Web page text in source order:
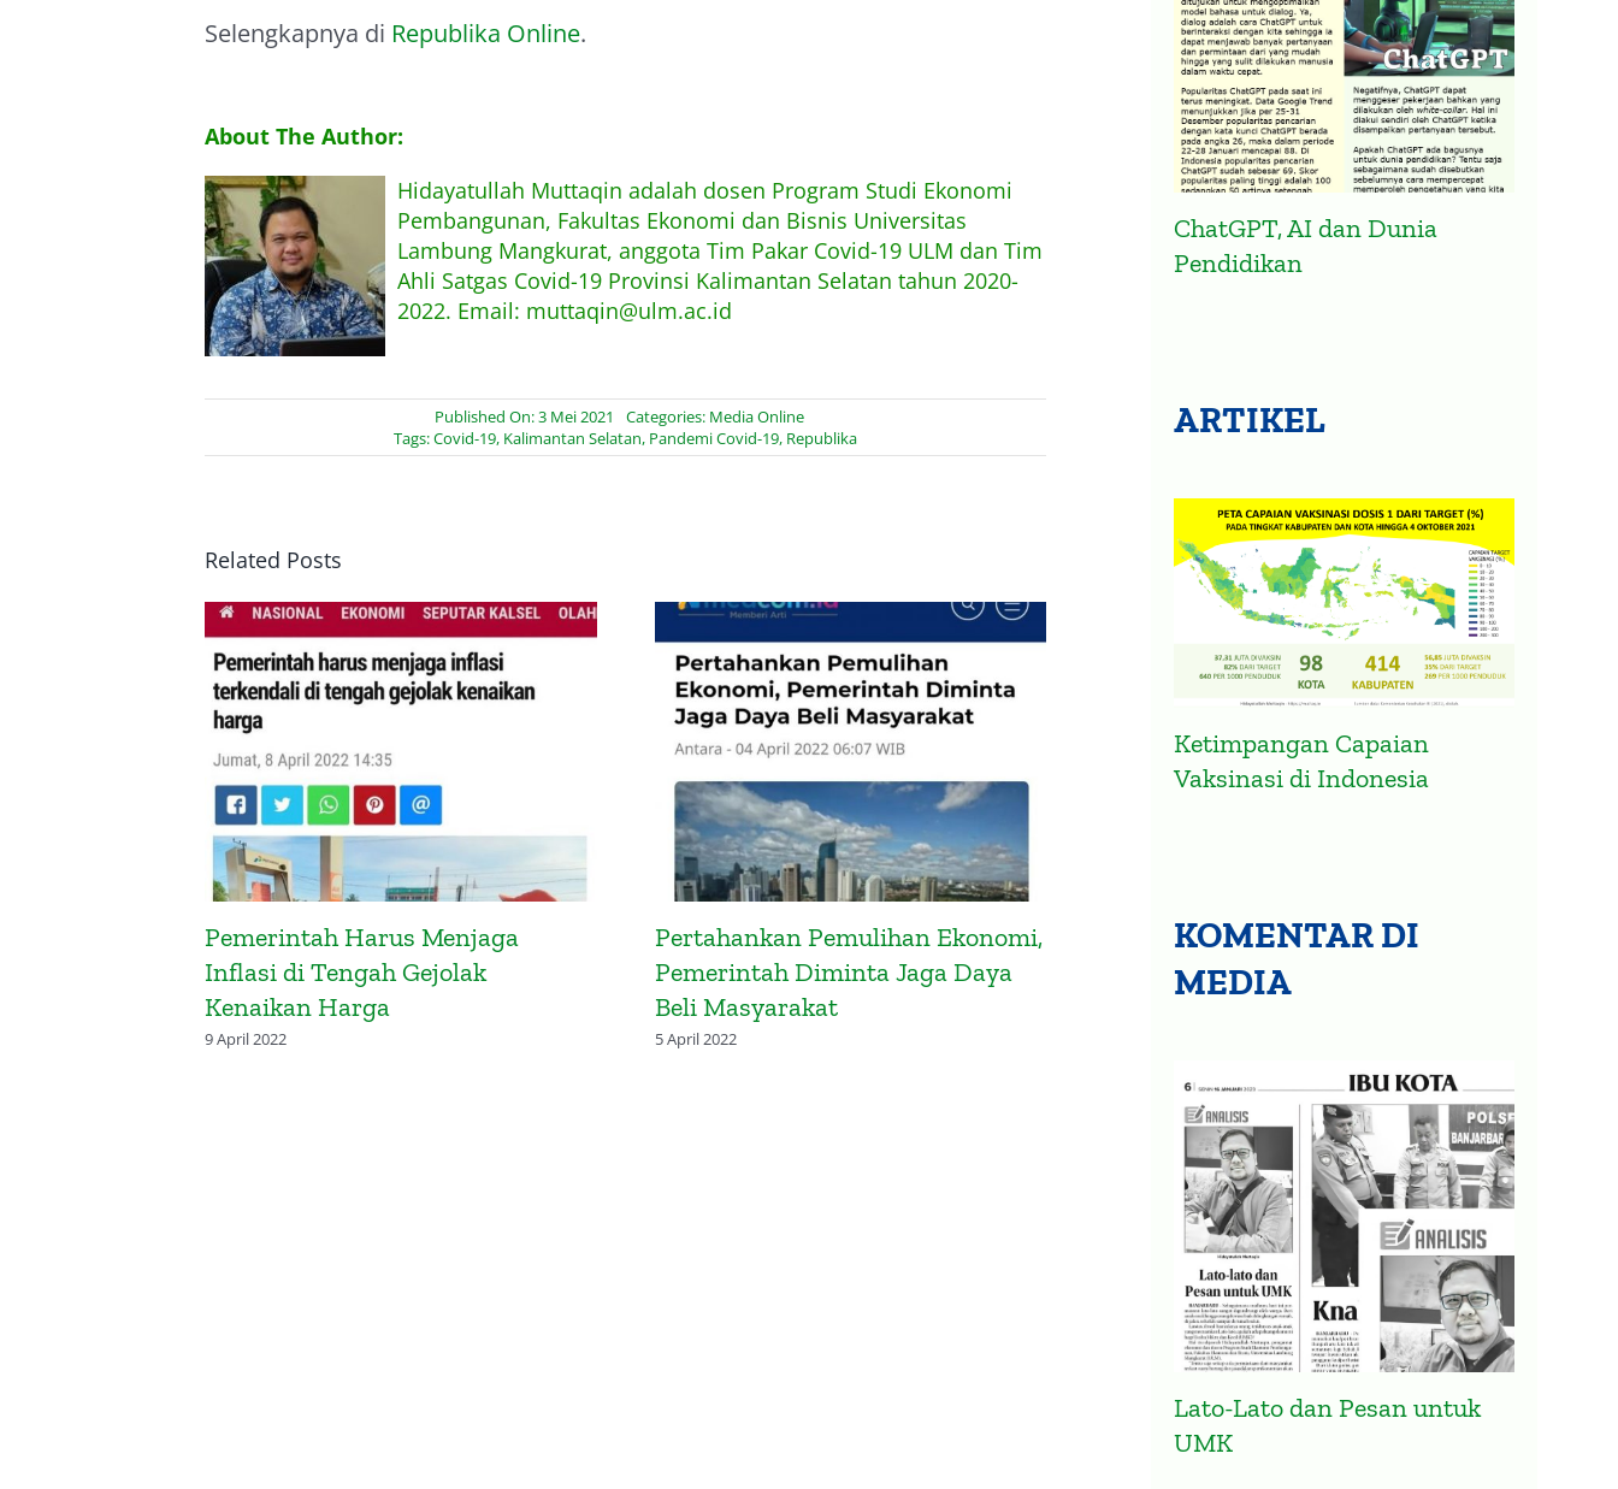
Selengkapnya di Republika Online.
About The Author:
Hidayatullah Muttaqin adalah dosen Program Studi Ekonomi
Pembangunan, Fakultas Ekonomi dan Bisnis Universitas
Lambung Mangkurat, anggota Tim Pakar Covid-19 ULM dan Tim
Ahli Satgas Covid-19 Provinsi Kalimantan Selatan tahun 2020-
2022. Email: muttaqin@ulm.ac.id
Published On: 3 Mei 2021 Categories: Media Online
Tags:Covid-19, Kalimantan Selatan, Pandemi Covid-19, Republika
Related Posts
Pemerintah Harus Menjaga
Inflasi di Tengah Gejolak
Kenaikan Harga
9 April 2022
Pertahankan Pemulihan Ekonomi,
Pemerintah Diminta Jaga Daya
Beli Masyarakat
5 April 2022
Presidensi G20 Indonesia
Diharapkan Atasi Ketimpangan
ChatGPT, AI dan Dunia
Pendidikan
ARTIKEL
Ketimpangan Capaian
Vaksinasi di Indonesia
KOMENTAR DI
MEDIA
Lato-Lato dan Pesan untuk
UMK